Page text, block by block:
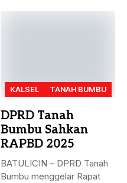
KALSEL TANAH BUMBU
DPRD Tanah
Bumbu Sahkan
RAPBD 2025
BATULICIN – DPRD Tanah
Bumbu menggelar Rapat